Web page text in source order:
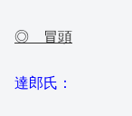
◎ 冒頭
達郎氏：